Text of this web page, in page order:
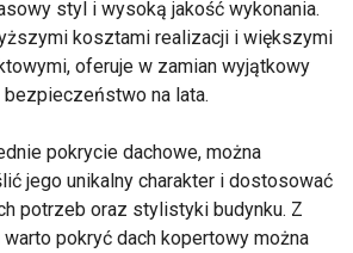
styl i wysoką jakość wykonania.
kosztami realizacji i większymi
oferuje w zamian wyjątkowy
na lata.
pokrycie dachowe, można
jego unikalny charakter i dostosować
potrzeb oraz stylistyki budynku. Z
pokryć dach kopertowy można